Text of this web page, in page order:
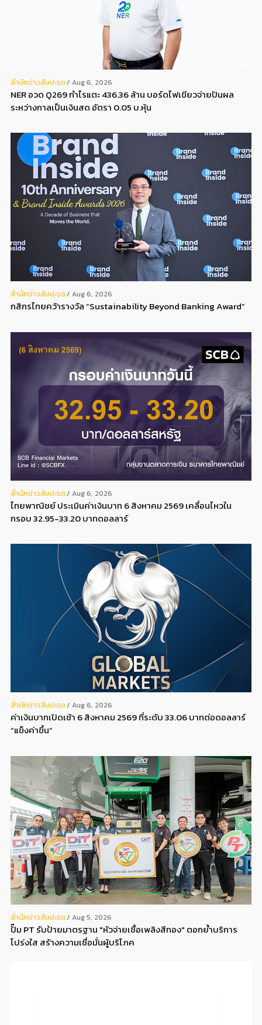
สํานักข่าวสับปะรด Aug 6, 2026
NER อวด Q269 กำไรแตะ 436.36 ล้าน บอร์ดไฟเขียวจ่ายปันผล
ระหว่างกาลเป็นเงินสด อัตรา 0.05 บ.หุ้น
สํานักข่าวสับปะรด Aug 6, 2026
กสิกรไทยคว้ารางวัล “Sustainability Beyond Banking Award”
สํานักข่าวสับปะรด Aug 6, 2026
ไทยพาณิชย์ ประเมินค่าเงินบาท 6 สิงหาคม 2569 เคลื่อนไหวใน
กรอบ 32.95-33.20 บาทดอลลาร์
สํานักข่าวสับปะรด Aug 6, 2026
ค่าเงินบาทเปิดเช้า 6 สิงหาคม 2569 ที่ระดับ 33.06 บาทต่อดอลลาร์
“แข็งค่าขึ้น”
สํานักข่าวสับปะรด Aug 5, 2026
ปั๊ม PT รับป้ายมาตรฐาน "หัวจ่ายเชื้อเพลิงสีทอง" ตอกย้ำบริการ
โปร่งใส สร้างความเชื่อมั่นผู้บริโภค